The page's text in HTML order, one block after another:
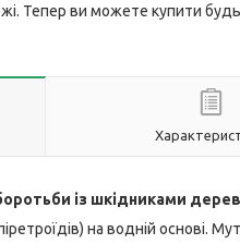
Тепер ви можете купити
із шкідниками
на водній основі.